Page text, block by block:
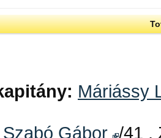
Máriássy
Szabó Gábor /41 ,